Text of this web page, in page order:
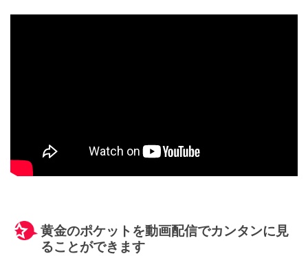
黄金のポケットを動画配信でカンタンに見
ることができます